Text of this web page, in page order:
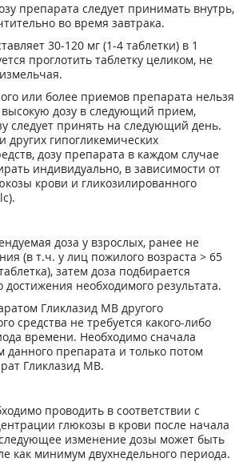
препарата следует принимать внутрь,
во время завтрака.
30-120 мг (1-4 таблетки) в 1
проглотить таблетку целиком, не
или более приемов препарата нельзя
дозу в следующий прием,
следует принять на следующий день.
других гипогликемических
дозу препарата в каждом случае
индивидуально, в зависимости от
крови и гликозилированного
доза у взрослых, ранее не
(в т.ч. у лиц пожилого возраста > 65
затем доза подбирается
необходимого результата.
Гликлазид МВ другого
средства не требуется какого-либо
времени. Необходимо сначала
данного препарата и только потом
Гликлазид МВ.
проводить в соответствии с
глюкозы в крови после начала
изменение дозы может быть
как минимум двухнедельного периода.